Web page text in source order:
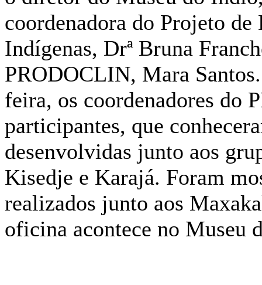
coordenadora do Projeto
Indígenas, Drª Bruna
PRODOCLIN, Mara
feira, os coordenadores do
participantes, que
desenvolvidas junto aos
Kisedje e Karajá. Foram
realizados junto aos
oficina acontece no Museu